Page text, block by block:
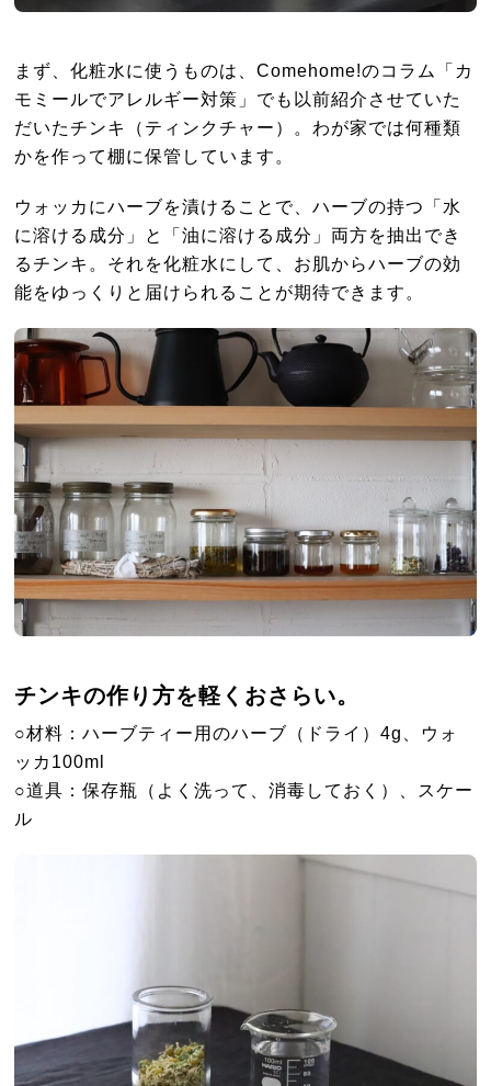
まず、化粧水に使うものは、Comehome!のコラム「カ
モミールでアレルギー対策」でも以前紹介させていた
だいたチンキ（ティンクチャー）。わが家では何種類
かを作って棚に保管しています。
ウォッカにハーブを漬けることで、ハーブの持つ「水
に溶ける成分」と「油に溶ける成分」両方を抽出でき
るチンキ。それを化粧水にして、お肌からハーブの効
能をゆっくりと届けられることが期待できます。
チンキの作り方を軽くおさらい。
○材料：ハーブティー用のハーブ（ドライ）4g、ウォ
ッカ100ml
○道具：保存瓶（よく洗って、消毒しておく）、スケー
ル